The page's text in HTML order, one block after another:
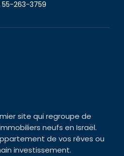
55-263-3759
site qui regroupe de
neufs en Israël.
de vos rêves ou
investissement.